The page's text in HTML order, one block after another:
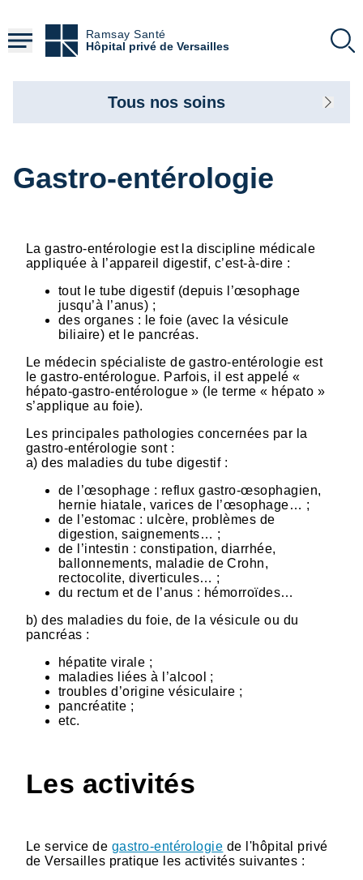
contenu
principal
Ramsay Santé
Hôpital privé de Versailles
Gastro-entérologie
La gastro-entérologie est la discipline médicale
appliquée à l’appareil digestif, c’est-à-dire :
tout le tube digestif (depuis l’œsophage
jusqu’à l’anus) ;
des organes : le foie (avec la vésicule
biliaire) et le pancréas.
Le médecin spécialiste de gastro-entérologie est
le gastro-entérologue. Parfois, il est appelé «
hépato-gastro-entérologue » (le terme « hépato »
s’applique au foie).
Les principales pathologies concernées par la
gastro-entérologie sont :
a) des maladies du tube digestif :
de l’œsophage : reflux gastro-œsophagien,
hernie hiatale, varices de l’œsophage… ;
de l’estomac : ulcère, problèmes de
digestion, saignements… ;
de l’intestin : constipation, diarrhée,
ballonnements, maladie de Crohn,
rectocolite, diverticules… ;
du rectum et de l’anus : hémorroïdes…
b) des maladies du foie, de la vésicule ou du
pancréas :
hépatite virale ;
maladies liées à l’alcool ;
troubles d’origine vésiculaire ;
pancréatite ;
etc.
Les activités
Le service de gastro-entérologie de l'hôpital privé
de Versailles pratique les activités suivantes :
Tous nos soins